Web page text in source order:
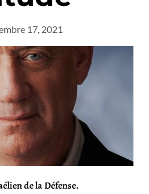
17, 2021
de la Défense.